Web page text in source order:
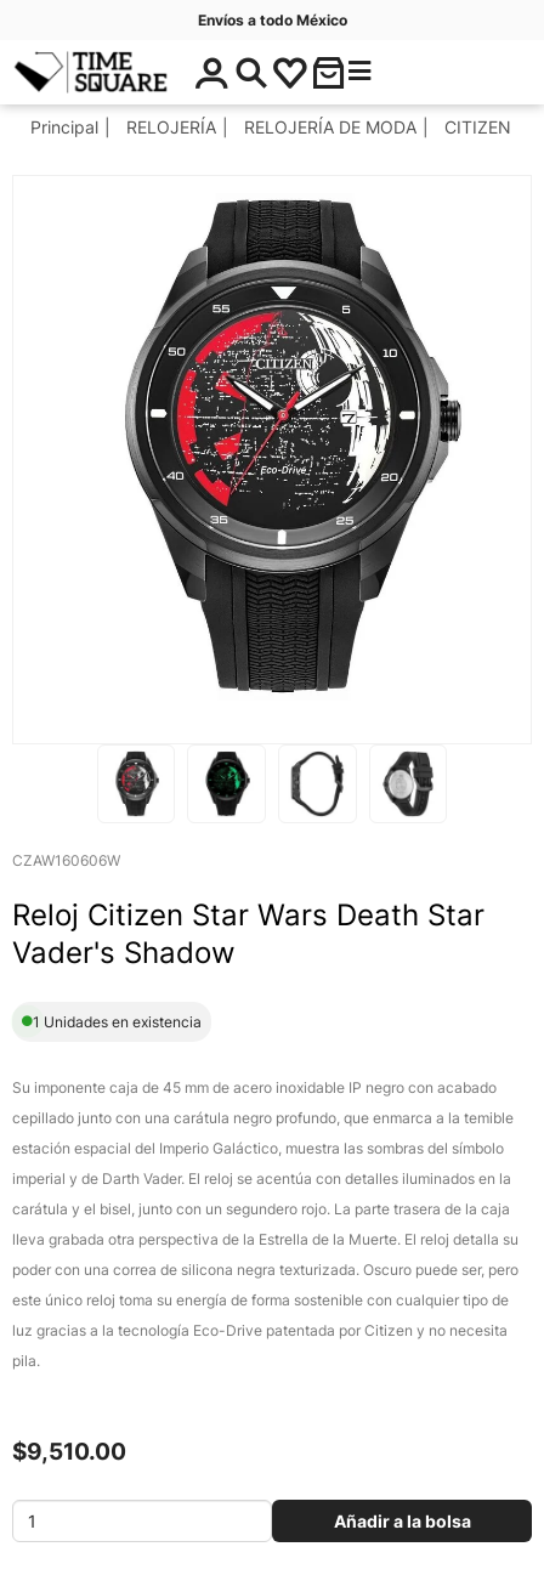
Envíos a todo México
Timesquare
$
0
.
C
t
r
a
s
Principal RELOJERÍA RELOJERÍA DE MODA CITIZEN
CZAW160606W
Reloj Citizen Star Wars Death Star
Vader's Shadow
1 Unidades en existencia
Su imponente caja de 45 mm de acero inoxidable IP negro con acabado
cepillado junto con una carátula negro profundo, que enmarca a la temible
estación espacial del Imperio Galáctico, muestra las sombras del símbolo
imperial y de Darth Vader. El reloj se acentúa con detalles iluminados en la
carátula y el bisel, junto con un segundero rojo. La parte trasera de la caja
lleva grabada otra perspectiva de la Estrella de la Muerte. El reloj detalla su
poder con una correa de silicona negra texturizada. Oscuro puede ser, pero
este único reloj toma su energía de forma sostenible con cualquier tipo de
luz gracias a la tecnología Eco-Drive patentada por Citizen y no necesita
pila.
$9,510.00
Añadir a la bolsa